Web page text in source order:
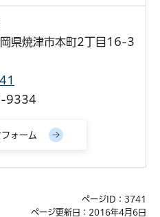
県焼津市本町2丁目16-3
9334
ページID：3741
ページ更新日：2016年4月6日